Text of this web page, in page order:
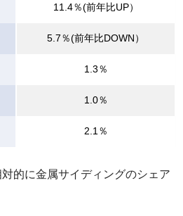
11.4％(前年比UP）
5.7％(前年比DOWN）
1.3％
1.0％
2.1％
的に金属サイディングのシェア